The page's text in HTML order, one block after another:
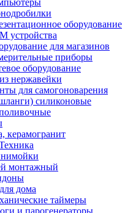
оборудование
устройства
для магазинов
приборы
оборудование
нержавейки
для самогоноварения
силиконовые
керамогранит
монтажный
дома
таймеры
и парогенераторы